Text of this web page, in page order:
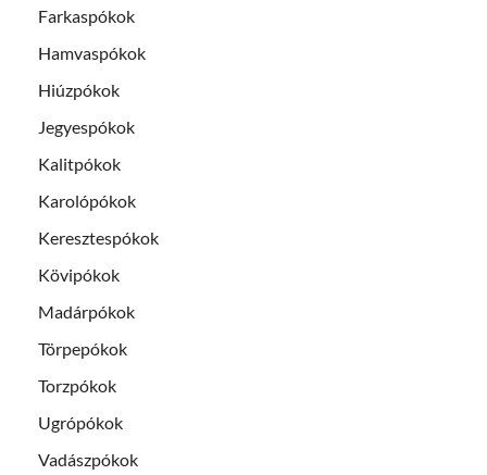
Farkaspókok
Hamvaspókok
Hiúzpókok
Jegyespókok
Kalitpókok
Karolópókok
Keresztespókok
Kövipókok
Madárpókok
Törpepókok
Torzpókok
Ugrópókok
Vadászpókok